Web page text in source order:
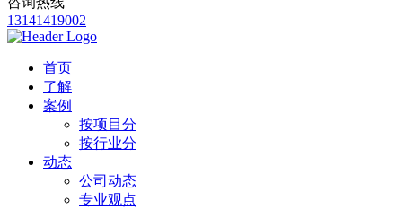
13141419002
首页
了解
案例
按项目分
按行业分
动态
公司动态
专业观点